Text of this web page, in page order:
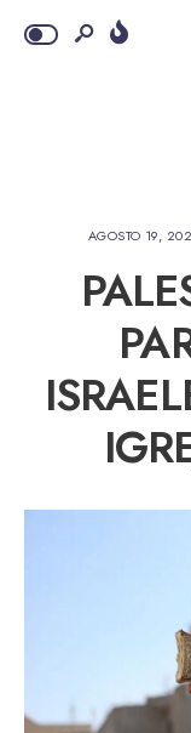
AGOSTO 19,